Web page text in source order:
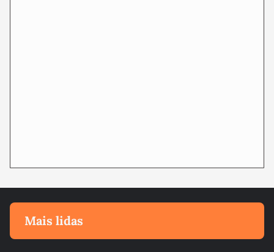
Mais lidas